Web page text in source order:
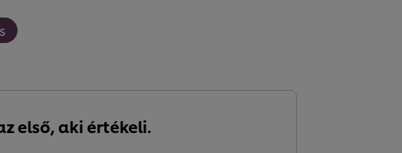
első, aki értékeli.